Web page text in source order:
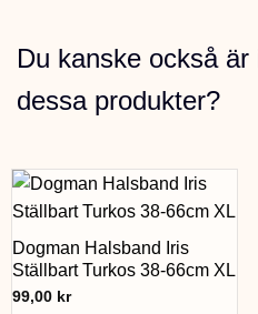
Du kanske också
dessa produkter?
Dogman Halsband Iris
Ställbart Turkos 38-66cm XL
99,00 kr